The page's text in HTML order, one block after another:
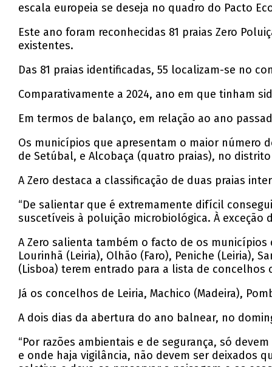
escala europeia se deseja no quadro do Pacto
Este ano foram reconhecidas 81 praias Zero
existentes.
Das 81 praias identificadas, 55 localizam-se no
Comparativamente a 2024, ano em que tinham
Em termos de balanço, em relação ao ano
Os municípios que apresentam o maior número
de Setúbal, e Alcobaça (quatro praias), no
A Zero destaca a classificação de duas praias
“De salientar que é extremamente difícil
suscetíveis à poluição microbiológica. À exceção
A Zero salienta também o facto de os municípios
Lourinhã (Leiria), Olhão (Faro), Peniche (Leiria),
(Lisboa) terem entrado para a lista de concelhos
Já os concelhos de Leiria, Machico (Madeira),
A dois dias da abertura do ano balnear, no
“Por razões ambientais e de segurança, só
e onde haja vigilância, não devem ser deixados